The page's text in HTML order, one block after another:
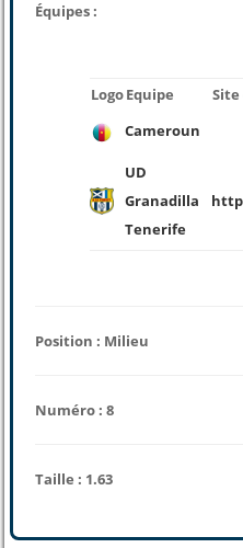
Équipes :
LogoEquipe
Cameroun
UD
Granadilla
Tenerife
Position : Milieu
Numéro : 8
Taille : 1.63